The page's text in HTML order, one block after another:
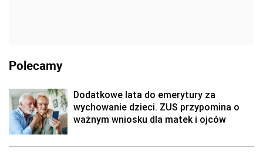
Polecamy
Dodatkowe lata do emerytury za
wychowanie dzieci. ZUS przypomina o
ważnym wniosku dla matek i ojców